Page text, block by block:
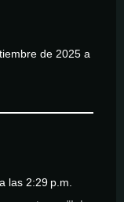
de 2025 a
las 2:29 p.m.